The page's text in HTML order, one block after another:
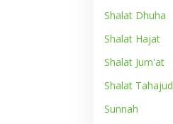
Shalat Dhuha
Shalat Hajat
Shalat Jum'at
Shalat Tahajud
Sunnah